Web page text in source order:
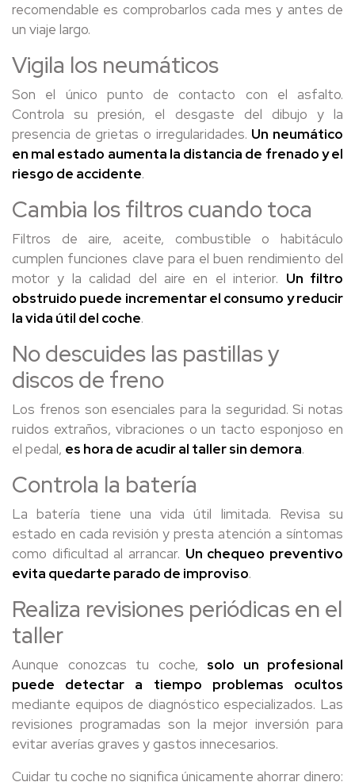
recomendable es comprobarlos cada mes y antes de
un viaje largo.
Vigila los neumáticos
Son el único punto de contacto con el asfalto.
Controla su presión, el desgaste del dibujo y la
presencia de grietas o irregularidades. Un neumático
en mal estado aumenta la distancia de frenado y el
riesgo de accidente.
Cambia los filtros cuando toca
Filtros de aire, aceite, combustible o habitáculo
cumplen funciones clave para el buen rendimiento del
motor y la calidad del aire en el interior. Un filtro
obstruido puede incrementar el consumo y reducir
la vida útil del coche.
No descuides las pastillas y
discos de freno
Los frenos son esenciales para la seguridad. Si notas
ruidos extraños, vibraciones o un tacto esponjoso en
el pedal, es hora de acudir al taller sin demora.
Controla la batería
La batería tiene una vida útil limitada. Revisa su
estado en cada revisión y presta atención a síntomas
como dificultad al arrancar. Un chequeo preventivo
evita quedarte parado de improviso.
Realiza revisiones periódicas en el
taller
Aunque conozcas tu coche, solo un profesional
puede detectar a tiempo problemas ocultos
mediante equipos de diagnóstico especializados. Las
revisiones programadas son la mejor inversión para
evitar averías graves y gastos innecesarios.
Cuidar tu coche no significa únicamente ahorrar dinero: